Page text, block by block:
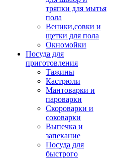
тряпки для мытья
пола
Веники,совки и
щетки для пола
Окномойки
Посуда для
приготовления
Тажины
Кастрюли
Мантоварки и
пароварки
Скороварки и
соковарки
Выпечка и
запекание
Посуда для
быстрого